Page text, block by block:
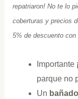
repatriaron! No te lo
coberturas y precios
5% de descuento
Importante
parque no
Un